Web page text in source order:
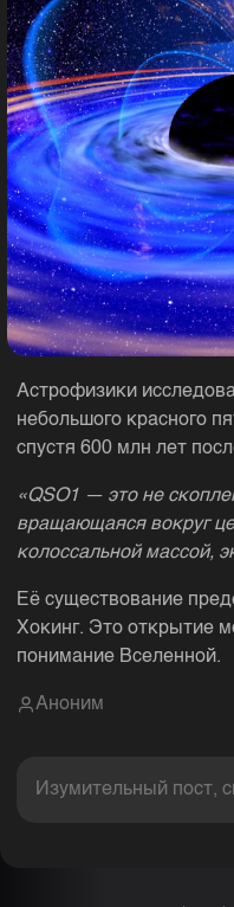
Астрофизики
небольшого красного
спустя 600 млн лет
«QSO1 — это не
вращающаяся вокруг
колоссальной массой,
Её существование
Хокинг. Это открытие
понимание Вселенной.
Аноним
Изумительный пост,